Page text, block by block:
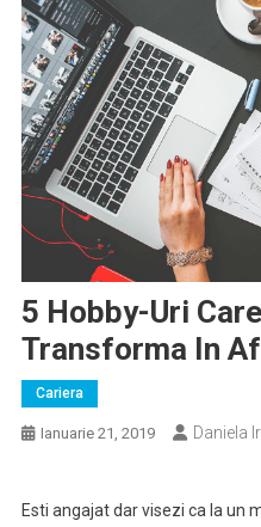
5 Hobby-Uri
Transforma In
Cariera
Ianuarie 21, 2019 Daniela
Esti angajat dar visezi ca la un